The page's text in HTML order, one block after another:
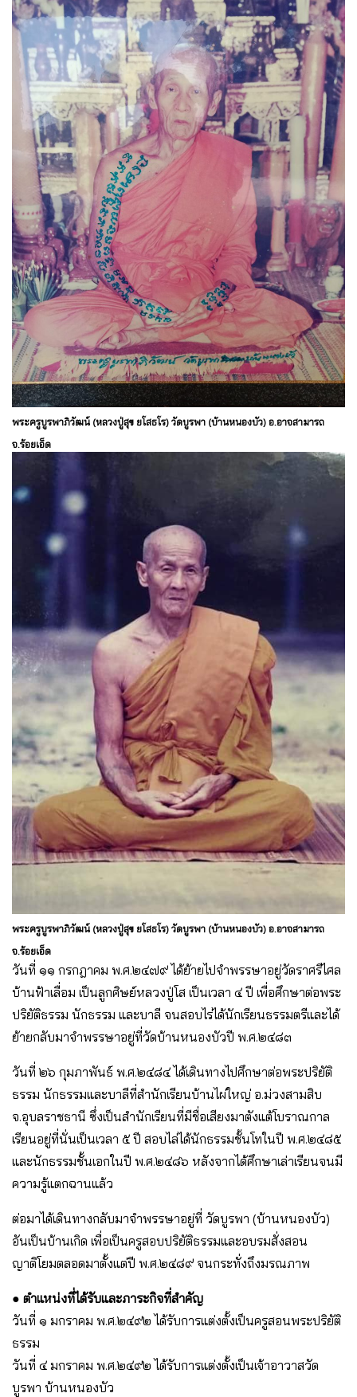
พระครูบูรพาภิวัฒน์ (หลวงปู่สุข ยโสธโร) วัดบูรพา (บ้านหนองบัว) อ.อาจสามารถ
จ.ร้อยเอ็ด
พระครูบูรพาภิวัฒน์ (หลวงปู่สุข ยโสธโร) วัดบูรพา (บ้านหนองบัว) อ.อาจสามารถ
จ.ร้อยเอ็ด
วันที่ ๑๑ กรกฎาคม พ.ศ.๒๔๗๙ ได้ย้ายไปจำพรรษาอยู่วัดราศรีไศล
บ้านฟ้าเลื่อม เป็นลูกศิษย์หลวงปู่โส เป็นเวลา ๔ ปี เพื่อศึกษาต่อพระ
ปริยัติธรรม นักธรรม และบาลี จนสอบไร่ได้นักเรียนธรรมตรีและได้
ย้ายกลับมาจำพรรษาอยู่ที่วัดบ้านหนองบัวปี พ.ศ.๒๔๘๓
วันที่ ๒๖ กุมภาพันธ์ พ.ศ.๒๔๘๔ ได้เดินทางไปศึกษาต่อพระปริยัติ
ธรรม นักธรรมและบาลีที่สำนักเรียนบ้านไผ่ใหญ่ อ.ม่วงสามสิบ
จ.อุบลราชธานี ซึ่งเป็นสำนักเรียนที่มีชื่อเสียงมาตังแต้โบราณกาล
เรียนอยู่ที่นั่นเป็นเวลา ๕ ปี สอบไล่ได้นักธรรมชั้นโทในปี พ.ศ.๒๔๘๕
และนักธรรมชั้นเอกในปี พ.ศ.๒๔๘๖ หลังจากได้ศึกษาเล่าเรียนจนมี
ความรู้แตกฉานแล้ว
ต่อมาได้เดินทางกลับมาจำพรรษาอยู่ที่ วัดบูรพา (บ้านหนองบัว)
อันเป็นบ้านเกิด เพื่อเป็นครูสอบปริยัติธรรมและอบรมสั่งสอน
ญาติโยมตลอดมาตั้งแต่ปี พ.ศ.๒๔๘๙ จนกระทั่งถึงมรณภาพ
● ตำแหน่งที่ได้รับและภาระกิจที่สำคัญ
วันที่ ๑ มกราคม พ.ศ.๒๔๙๒ ได้รับการแต่งตั้งเป็นครูสอนพระปริยัติ
ธรรม
วันที่ ๔ มกราคม พ.ศ.๒๔๙๒ ได้รับการแต่งตั้งเป็นเจ้าอาวาสวัด
บูรพา บ้านหนองบัว